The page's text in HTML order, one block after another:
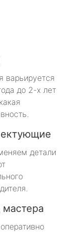
варьируется
до 2-х лет
детали